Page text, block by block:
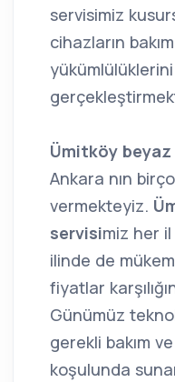
servisimiz
cihazların
Ümitköy
Ankara nın
vermekteyiz.
servisimiz her
ilinde de
fiyatlar
Günümüz
gerekli bakım
koşulunda